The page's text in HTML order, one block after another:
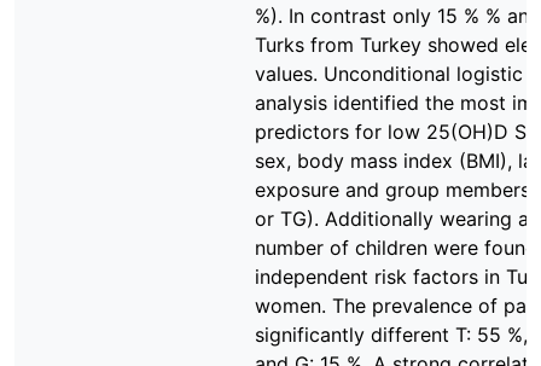
%). In contrast only 15 % %
Turks from Turkey showed
values. Unconditional logistic
analysis identified the most
predictors for low 25(OH)D
sex, body mass index (BMI),
exposure and group
or TG). Additionally wearing a
number of children were
independent risk factors in
women. The prevalence of
significantly different T: 55 %,